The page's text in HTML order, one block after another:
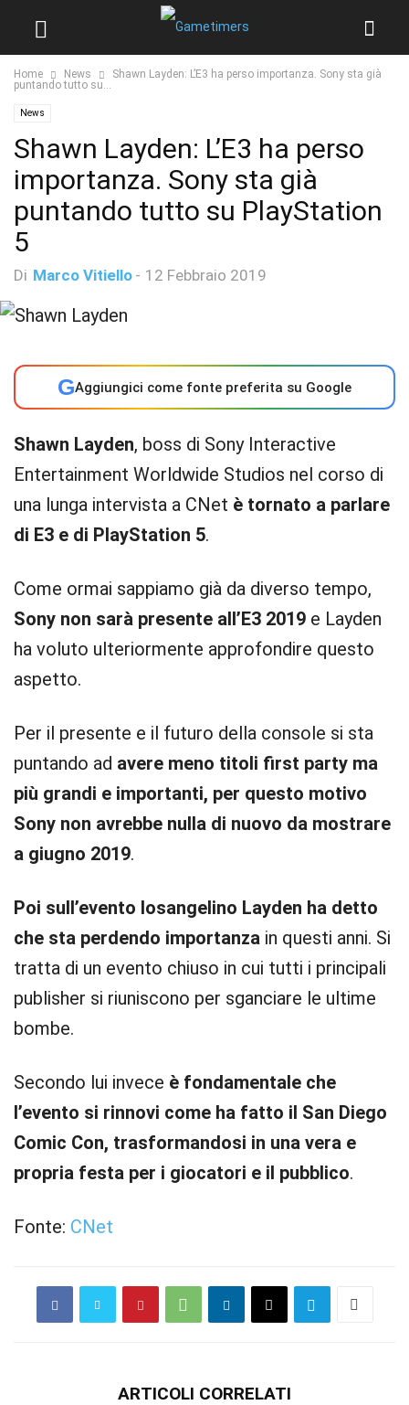
Home News
Shawn Layden: L’E3 ha perso importanza. Sony sta già
puntando tutto su...
News
Shawn Layden: L’E3 ha perso
importanza. Sony sta già
puntando tutto su PlayStation
5
Di Marco Vitiello - 12 Febbraio 2019
GAggiungici come fonte preferita su Google
Shawn Layden, boss di Sony Interactive
Entertainment Worldwide Studios nel corso di
una lunga intervista a CNet è tornato a parlare
di E3 e di PlayStation 5.
Come ormai sappiamo già da diverso tempo,
Sony non sarà presente all’E3 2019 e Layden
ha voluto ulteriormente approfondire questo
aspetto.
Per il presente e il futuro della console si sta
puntando ad avere meno titoli first party ma
più grandi e importanti, per questo motivo
Sony non avrebbe nulla di nuovo da mostrare
a giugno 2019.
Poi sull’evento losangelino Layden ha detto
che sta perdendo importanza in questi anni. Si
tratta di un evento chiuso in cui tutti i principali
publisher si riuniscono per sganciare le ultime
bombe.
Secondo lui invece è fondamentale che
l’evento si rinnovi come ha fatto il San Diego
Comic Con, trasformandosi in una vera e
propria festa per i giocatori e il pubblico.
Fonte: CNet
ARTICOLI CORRELATI